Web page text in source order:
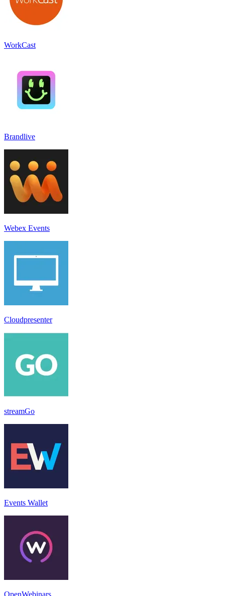
WorkCast
Brandlive
Webex Events
Cloudpresenter
streamGo
Events Wallet
OpenWebinars